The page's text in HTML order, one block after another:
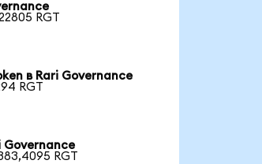
RGT
в Rari Governance
RGT
Governance
RGT